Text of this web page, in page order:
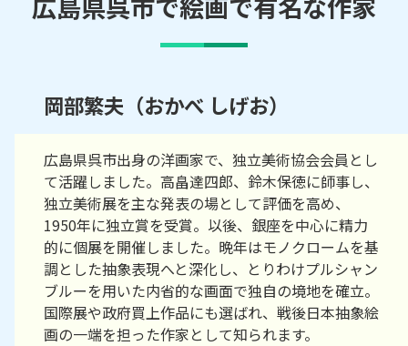
岡部繁夫（おかべ しげお）
広島県呉市出身の洋画家で、独立美術協会会員とし
て活躍しました。高畠達四郎、鈴木保徳に師事し、
独立美術展を主な発表の場として評価を高め、
1950年に独立賞を受賞。以後、銀座を中心に精力
的に個展を開催しました。晩年はモノクロームを基
調とした抽象表現へと深化し、とりわけプルシャン
ブルーを用いた内省的な画面で独自の境地を確立。
国際展や政府買上作品にも選ばれ、戦後日本抽象絵
画の一端を担った作家として知られます。